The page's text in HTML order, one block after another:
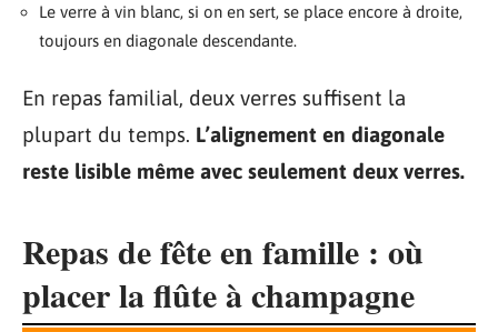
Le verre à vin blanc, si on en sert, se place encore à droite,
toujours en diagonale descendante.
En repas familial, deux verres suffisent la
plupart du temps. L’alignement en diagonale
reste lisible même avec seulement deux verres.
Repas de fête en famille : où
placer la flûte à champagne